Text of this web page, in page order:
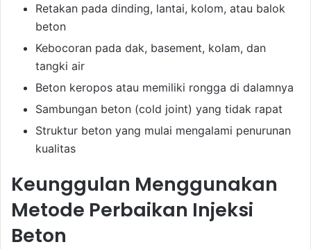
Retakan pada dinding, lantai, kolom, atau balok
beton
Kebocoran pada dak, basement, kolam, dan
tangki air
Beton keropos atau memiliki rongga di dalamnya
Sambungan beton (cold joint) yang tidak rapat
Struktur beton yang mulai mengalami penurunan
kualitas
Keunggulan Menggunakan
Metode Perbaikan Injeksi
Beton